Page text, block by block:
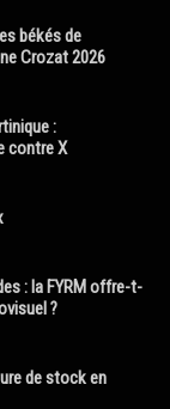
békés de
Crozat 2026
:
contre X
: la FYRM offre-t-
?
de stock en